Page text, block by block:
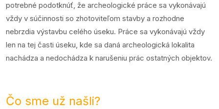
potrebné podotknúť, že archeologické práce sa vykonávajú
vždy v súčinnosti so zhotoviteľom stavby a rozhodne
nebrzdia výstavbu celého úseku. Práce sa vykonávajú vždy
len na tej časti úseku, kde sa daná archeologická lokalita
nachádza a nedochádza k narušeniu prác ostatných objektov.
Čo sme už našli?